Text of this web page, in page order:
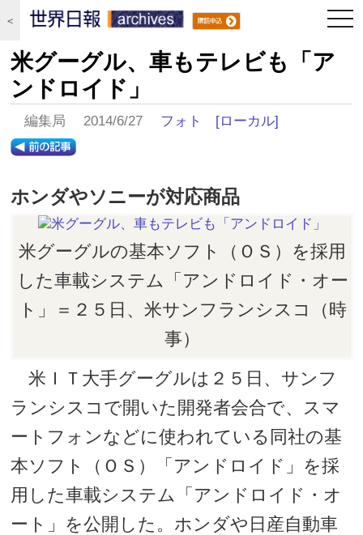
＜
米グーグル、車もテレビも「ア
ンドロイド」
編集局 2014/6/27 フォト [ローカル]
ホンダやソニーが対応商品
米グーグルの基本ソフト（ＯＳ）を採用
した車載システム「アンドロイド・オー
ト」＝２５日、米サンフランシスコ（時
事）
米ＩＴ大手グーグルは２５日、サンフ
ランシスコで開いた開発者会合で、スマ
ートフォンなどに使われている同社の基
本ソフト（ＯＳ）「アンドロイド」を採
用した車載システム「アンドロイド・オ
ート」を公開した。ホンダや日産自動車